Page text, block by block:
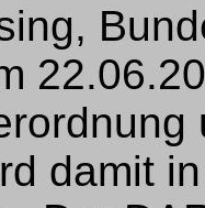
damit